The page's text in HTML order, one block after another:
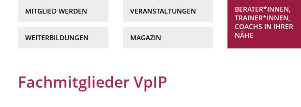
MITGLIED WERDEN
WEITERBILDUNGEN
VERANSTALTUNGEN
MAGAZIN
BERATER*INNEN,
TRAINER*INNEN,
COACHS IN IHRER
NÄHE
Fachmitglieder VpIP